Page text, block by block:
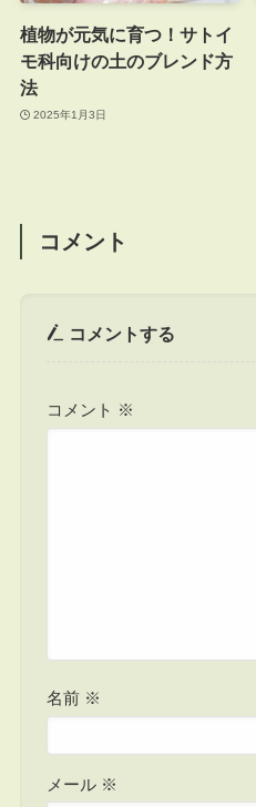
植物が元気に育つ！サトイ
モ科向けの土のブレンド方
法
2025年1月3日
コメント
コメントする
コメント ※
名前 ※
メール ※